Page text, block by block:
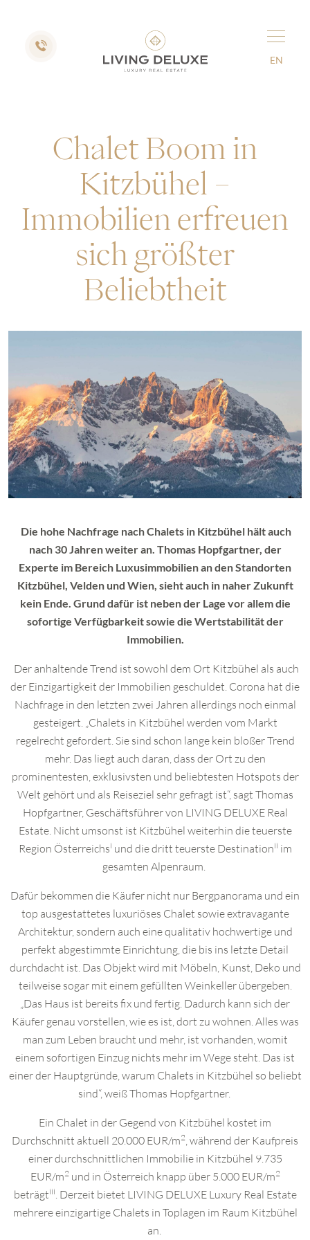
EN
Chalet Boom in
Kitzbühel –
Immobilien erfreuen
sich größter
Beliebtheit
Die hohe Nachfrage nach Chalets in Kitzbühel hält auch
nach 30 Jahren weiter an. Thomas Hopfgartner, der
Experte im Bereich Luxusimmobilien an den Standorten
Kitzbühel, Velden und Wien, sieht auch in naher Zukunft
kein Ende. Grund dafür ist neben der Lage vor allem die
sofortige Verfügbarkeit sowie die Wertstabilität der
Immobilien.
Der anhaltende Trend ist sowohl dem Ort Kitzbühel als auch
der Einzigartigkeit der Immobilien geschuldet. Corona hat die
Nachfrage in den letzten zwei Jahren allerdings noch einmal
gesteigert. „Chalets in Kitzbühel werden vom Markt
regelrecht gefordert. Sie sind schon lange kein bloßer Trend
mehr. Das liegt auch daran, dass der Ort zu den
prominentesten, exklusivsten und beliebtesten Hotspots der
Welt gehört und als Reiseziel sehr gefragt ist“, sagt Thomas
Hopfgartner, Geschäftsführer von LIVING DELUXE Real
Estate. Nicht umsonst ist Kitzbühel weiterhin die teuerste
Region Österreichsi und die dritt teuerste Destinationii im
gesamten Alpenraum.
Dafür bekommen die Käufer nicht nur Bergpanorama und ein
top ausgestattetes luxuriöses Chalet sowie extravagante
Architektur, sondern auch eine qualitativ hochwertige und
perfekt abgestimmte Einrichtung, die bis ins letzte Detail
durchdacht ist. Das Objekt wird mit Möbeln, Kunst, Deko und
teilweise sogar mit einem gefüllten Weinkeller übergeben.
„Das Haus ist bereits fix und fertig. Dadurch kann sich der
Käufer genau vorstellen, wie es ist, dort zu wohnen. Alles was
man zum Leben braucht und mehr, ist vorhanden, womit
einem sofortigen Einzug nichts mehr im Wege steht. Das ist
einer der Hauptgründe, warum Chalets in Kitzbühel so beliebt
sind“, weiß Thomas Hopfgartner.
Ein Chalet in der Gegend von Kitzbühel kostet im
Durchschnitt aktuell 20.000 EUR/m2 , während der Kaufpreis
einer durchschnittlichen Immobilie in Kitzbühel 9.735
EUR/m2und in Österreich knapp über 5.000 EUR/m2
beträgtiii . Derzeit bietet LIVING DELUXE Luxury Real Estate
mehrere einzigartige Chalets in Toplagen im Raum Kitzbühel
an.